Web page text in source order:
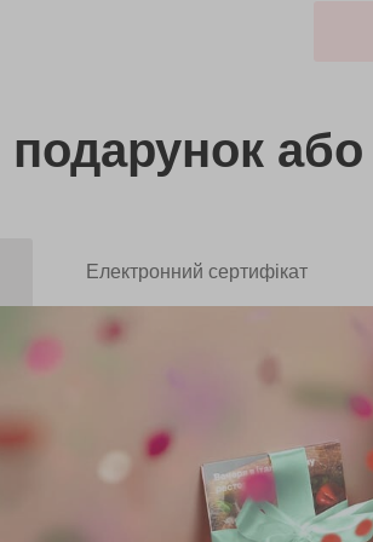
подарунок або
Електронний сертифікат